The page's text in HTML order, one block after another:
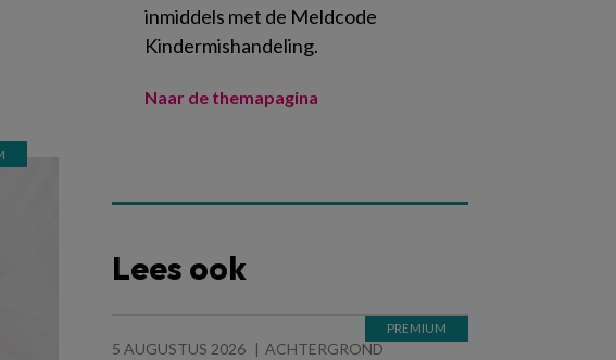
inmiddels met de Meldcode
Kindermishandeling.
Naar de themapagina
Lees ook
5 AUGUSTUS 2026 ACHTERGROND